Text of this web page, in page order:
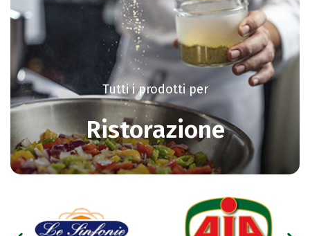
Tutti i prodotti per
Ristorazione